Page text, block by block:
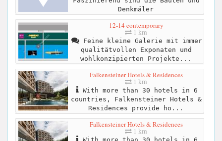
Denkmäler
12-14 contemporary
1 km
Feine kleine Galerie mit immer
qualitätvollen Exponaten und
wohlkonzipierten Projekte...
Falkensteiner Hotels & Residences
1 km
With more than 30 hotels in 6
countries, Falkensteiner Hotels &
Residences provide ho...
Falkensteiner Hotels & Residences
1 km